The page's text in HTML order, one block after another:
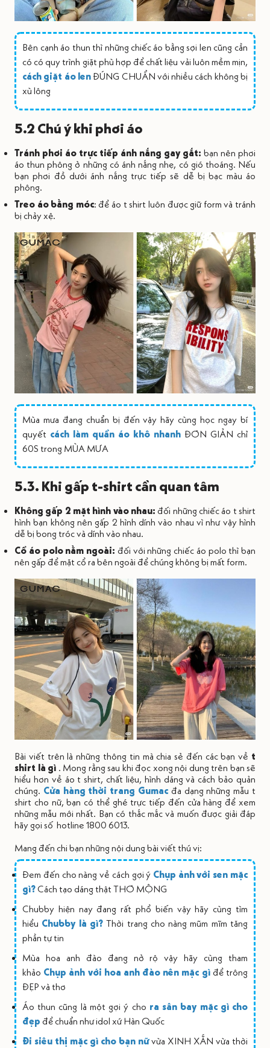
Bên cạnh áo thun thì những chiếc áo bằng sợi len cũng cần
có có quy trình giặt phù hợp để chất liệu vải luôn mềm mịn,
cách giặt áo lenĐÚNG CHUẨN với nhiều cách không bị
xù lông
5.2 Chú ý khi phơi áo
Tránh phơi áo trực tiếp ánh nắng gay gắt: bạn nên phơi
áo thun phông ở những có ánh nắng nhẹ, có gió thoáng. Nếu
bạn phơi đồ dưới ánh nắng trực tiếp sẽ dễ bị bạc màu áo
phông.
Treo áo bằng móc: để áo t shirt luôn được giữ form và tránh
bị chảy xệ.
Mùa mưa đang chuẩn bị đến vậy hãy cùng học ngay bí
quyết cách làm quần áo khô nhanh ĐƠN GIẢN chỉ
60S trong MÙA MƯA
5.3. Khi gấp t-shirt cần quan tâm
Không gấp 2 mặt hình vào nhau: đối những chiếc áo t shirt
hình bạn không nên gấp 2 hình dính vào nhau vì như vậy hình
dễ bị bong tróc và dính vào nhau.
Cổ áo polo nằm ngoài: đối với những chiếc áo polo thì bạn
nên gấp để mặt cổ ra bên ngoài để chúng không bị mất form.
Bài viết trên là những thông tin mà chia sẻ đến các bạn về t
shirt là gì . Mong rằng sau khi đọc xong nội dung trên bạn sẽ
hiểu hơn về áo t shirt, chất liệu, hình dáng và cách bảo quản
chúng. Cửa hàng thời trang Gumac đa dạng những mẫu t
shirt cho nữ, bạn có thể ghé trực tiếp đến cửa hàng để xem
những mẫu mới nhất. Bạn có thắc mắc và muốn được giải đáp
hãy gọi số hotline 1800 6013.
Mang đến chi bạn những nội dung bài viết thú vị:
Đem đến cho nàng về cách gợi ý Chụp ảnh với sen mặc
gì?Cách tạo dáng thật THƠ MỘNG
Chubby hiện nay đang rất phổ biến vậy hãy cùng tìm
hiểu Chubby là gì?Thời trang cho nàng mũm mĩm tăng
phần tự tin
Mùa hoa anh đào đang nở rộ vậy hãy cùng tham
khảo Chụp ảnh với hoa anh đào nên mặc gì để trông
ĐẸP và thơ
Áo thun cũng là một gợi ý cho ra sân bay mặc gì cho
đẹp để chuẩn như idol xứ Hàn Quốc
Đi siêu thị mặc gì cho bạn nữvừa XINH XẮN vừa thời